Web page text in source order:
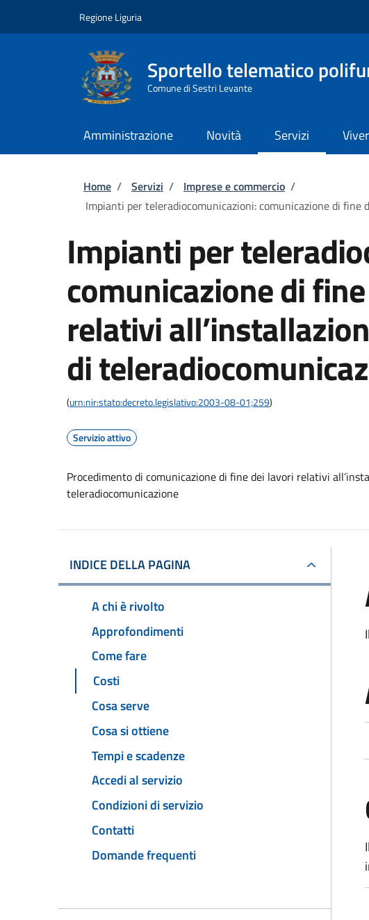
Regione Liguria
Sportello telematico
Comune di Sestri Levante
Amministrazione Novità Servizi
Briciole di pane
Home / Servizi / Imprese e commercio /
Impianti per teleradiocomunicazioni: comunicazione di
Impianti per
comunicazione di
relativi
di
(urn:nir:stato:decreto.legislativo:2003-08-01;259)
Servizio attivo
Procedimento di comunicazione di fine dei lavori relativi
teleradiocomunicazione
INDICE DELLA PAGINA
A chi è rivolto
Approfondimenti
Come fare
Costi
Cosa serve
Cosa si ottiene
Tempi e scadenze
Accedi al servizio
Condizioni di servizio
Contatti
Domande frequenti